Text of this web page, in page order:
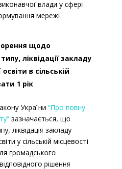
влади у сфері
мережі
щодо
ліквідації закладу
в сільській
1 рік
України “Про повну
зазначається, що
ліквідація закладу
у сільській місцевості
громадського
рішення